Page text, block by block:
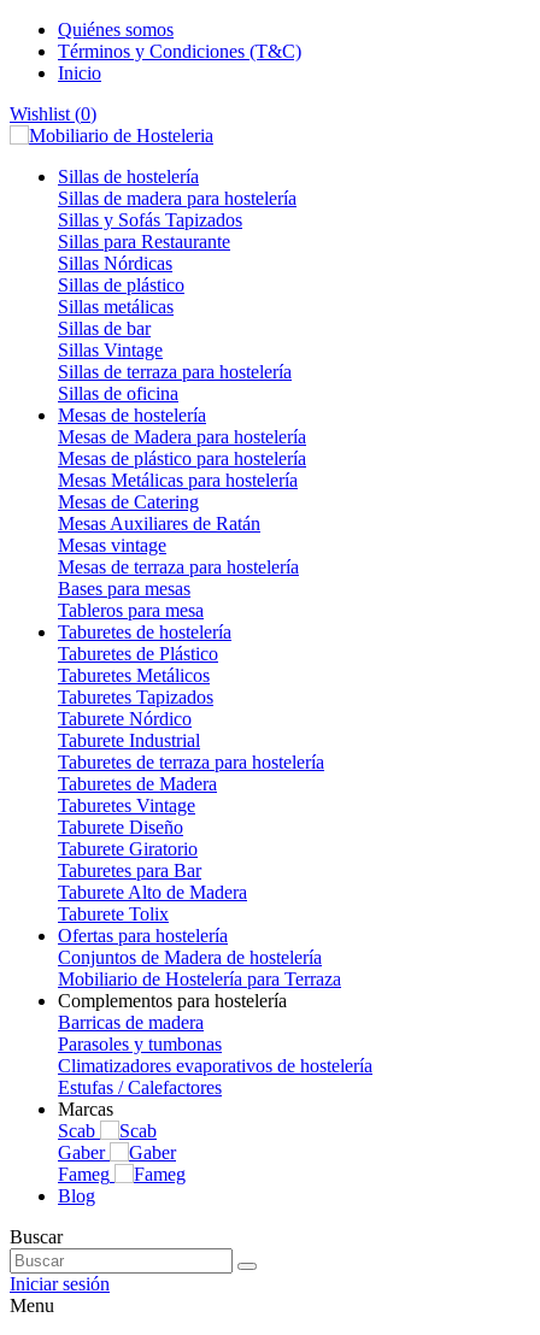
Quiénes somos
Términos y Condiciones (T&C)
Inicio
Wishlist (0)
Sillas de hostelería
Sillas de madera para hostelería
Sillas y Sofás Tapizados
Sillas para Restaurante
Sillas Nórdicas
Sillas de plástico
Sillas metálicas
Sillas de bar
Sillas Vintage
Sillas de terraza para hostelería
Sillas de oficina
Mesas de hostelería
Mesas de Madera para hostelería
Mesas de plástico para hostelería
Mesas Metálicas para hostelería
Mesas de Catering
Mesas Auxiliares de Ratán
Mesas vintage
Mesas de terraza para hostelería
Bases para mesas
Tableros para mesa
Taburetes de hostelería
Taburetes de Plástico
Taburetes Metálicos
Taburetes Tapizados
Taburete Nórdico
Taburete Industrial
Taburetes de terraza para hostelería
Taburetes de Madera
Taburetes Vintage
Taburete Diseño
Taburete Giratorio
Taburetes para Bar
Taburete Alto de Madera
Taburete Tolix
Ofertas para hostelería
Conjuntos de Madera de hostelería
Mobiliario de Hostelería para Terraza
Complementos para hostelería
Barricas de madera
Parasoles y tumbonas
Climatizadores evaporativos de hostelería
Estufas / Calefactores
Marcas
Scab
Gaber
Fameg
Blog
Buscar
Iniciar sesión
Menu